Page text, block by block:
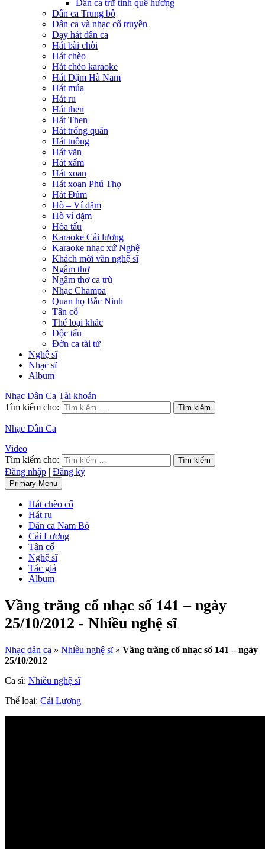
Dân ca trữ tình quê hương
Dân ca Trung bộ
Dân ca và nhạc cổ truyền
Dạy hát dân ca
Hát bài chòi
Hát chèo
Hát chèo karaoke
Hát Dặm Hà Nam
Hát múa
Hát ru
Hát then
Hát Then
Hát trống quân
Hát tuồng
Hát văn
Hát xẩm
Hát xoan
Hát xoan Phú Thọ
Hát Đúm
Hò – Ví dặm
Hò ví dặm
Hòa tấu
Karaoke Cải lương
Karaoke nhạc xứ Nghệ
Khách mời văn nghệ sĩ
Ngâm thơ
Ngâm thơ ca trù
Nhạc Champa
Quan họ Bắc Ninh
Tân cổ
Thể loại khác
Độc tấu
Đờn ca tài tử
Nghệ sĩ
Nhạc sĩ
Album
Nhạc Dân Ca Tài khoản
Tìm kiếm cho:
Nhạc Dân Ca
Video
Tìm kiếm cho:
Đăng nhập | Đăng ký
Primary Menu
Hát chèo cổ
Hát ru
Dân ca Nam Bộ
Cải Lương
Tân cổ
Nghệ sĩ
Tác giả
Album
Vầng trăng cổ nhạc số 141 – ngày
25/10/2012 - Nhiều nghệ sĩ
Nhạc dân ca » Nhiều nghệ sĩ» Vầng trăng cổ nhạc số 141 – ngày
25/10/2012
Ca sĩ: Nhiều nghệ sĩ
Thể loại: Cải Lương